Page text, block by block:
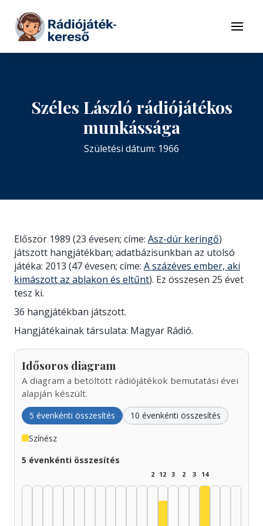
Tovább a tartalomhoz
Menü
Széles László rádiójátékos
munkássága
Születési dátum: 1966
Először 1989 (23 évesen; címe: Asz-dúr keringő)
játszott hangjátékban; adatbázisunkban az utolsó
játéka: 2013 (47 évesen; címe: A százéves ember, aki
kimászott az ablakon és eltűnt). Ez összesen 25 évet
tesz ki.
36 hangjátékban játszott.
Hangjátékainak társulata: Magyar Rádió.
Idősoros diagram
A diagram a betöltött rádiójátékok bemutatási évei
alapján készült.
5 évenkénti összesítés 10 évenkénti összesítés
Színész
5 évenkénti összesítés
2 12 3 2 3 14